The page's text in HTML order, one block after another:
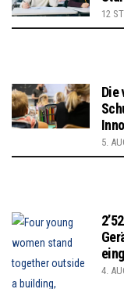
12
Die
5.
4.